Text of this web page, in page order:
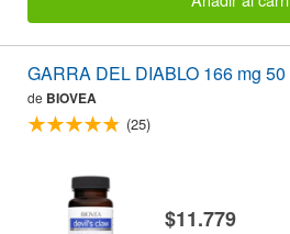
GARRA DEL DIABLO 166 mg
de BIOVEA
(25)
$11.779